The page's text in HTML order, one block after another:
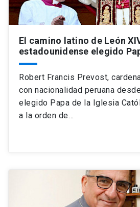
El camino latino de León
estadounidense elegido
Robert Francis Prevost,
con nacionalidad peruana
elegido Papa de la Iglesia
a la orden de…